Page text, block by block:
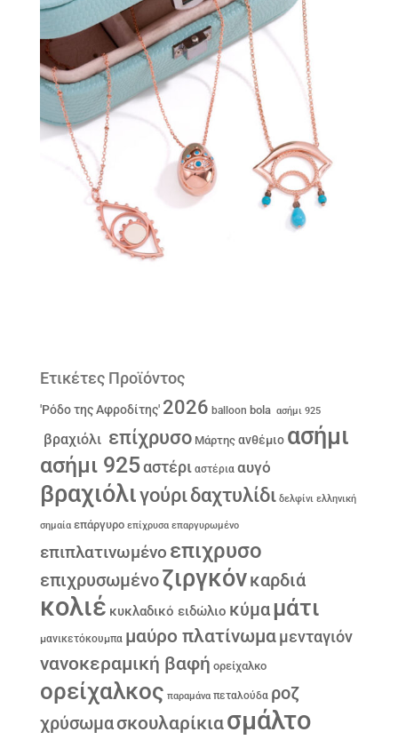
Ετικέτες Προϊόντος
'Ρόδο της Αφροδίτης' 2026 balloon bola ασήμι 925
βραχιόλι επίχρυσο Μάρτης ανθέμιο ασήμι
ασήμι 925αστέρι αστέρια αυγό
βραχιόλιγούριδαχτυλίδι δελφίνι ελληνική
σημαία επάργυρο επίχρυσα επαργυρωμένο
επιπλατινωμένο επιχρυσο
επιχρυσωμένοζιργκόνκαρδιά
κολιέ κυκλαδικό ειδώλιο κύμα μάτι
μανικετόκουμπα μαύρο πλατίνωμα μενταγιόν
νανοκεραμική βαφή ορείχαλκο
ορείχαλκος παραμάνα πεταλούδα ροζ
χρύσωμασκουλαρίκιασμάλτο